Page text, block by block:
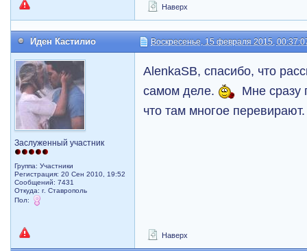
Наверх
Иден Кастилио Воскресенье, 15 февраля 2015,
Заслуженный участник
Группа: Участники
Регистрация: 20 Сен 2010, 19:52
Сообщений: 7431
Откуда: г. Ставрополь
Пол:
AlenkaSB, спасибо, что
самом деле.
Мне сразу
что там многое перевирают.
Наверх